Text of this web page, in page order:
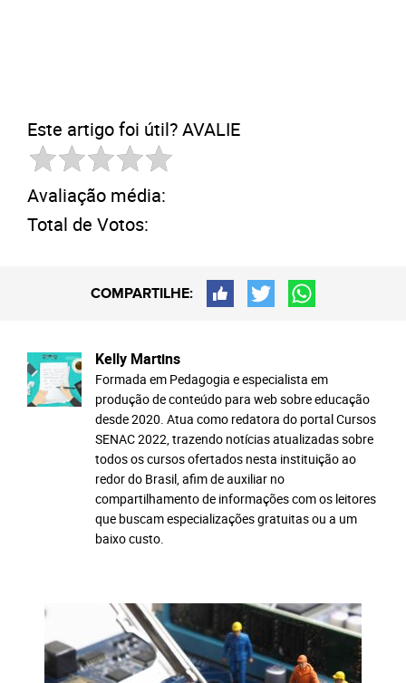
Este artigo foi útil? AVALIE
Avaliação média:
Total de Votos:
COMPARTILHE:
Kelly Martins
Formada em Pedagogia e especialista em
produção de conteúdo para web sobre educação
desde 2020. Atua como redatora do portal Cursos
SENAC 2022, trazendo notícias atualizadas sobre
todos os cursos ofertados nesta instituição ao
redor do Brasil, afim de auxiliar no
compartilhamento de informações com os leitores
que buscam especializações gratuitas ou a um
baixo custo.